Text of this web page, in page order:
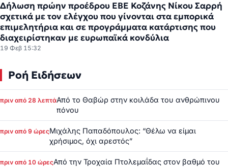
Δήλωση πρώην προέδρου ΕΒΕ Κοζάνης Νίκου Σαρρή
σχετικά με τον ελέγχου που γίνονται στα εμπορικά
επιμελητήρια και σε προγράμματα κατάρτισης που
διαχειρίστηκαν με ευρωπαϊκά κονδύλια
19 Φεβ 15:32
Ροή Ειδήσεων
πριν από 28 λεπτάΑπό το Θαβώρ στην κοιλάδα του ανθρώπινου
πόνου
πριν από 9 ώρεςΜιχάλης Παπαδόπουλος: “Θέλω να είμαι
χρήσιμος, όχι αρεστός”
πριν από 10 ώρεςΑπό την Τροχαία Πτολεμαΐδας στον βαθμό του